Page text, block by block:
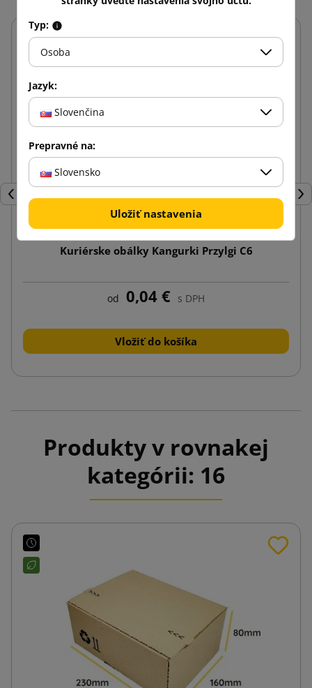
Späť
Kuriérske obálky Kangurki Przylgi C6
od 0,04 € s DPH
Vložiť do košíka
Produkty v rovnakej
kategórii: 16
Typ:
Osoba
Jazyk:
Slovenčina
Prepravné na:
Slovensko
Uložiť nastavenia